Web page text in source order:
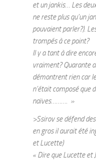
et un jankis… Les
ne reste plus qu’un
pouvaient parler?).
trompés à ce point?
Il y a tant à dire
vraiment? Quarante
démontrent rien car
n’était composé que
naïves………. »
>Ssirov se défend
en gros il aurait été
et Lucette)
« Dire que Lucette et